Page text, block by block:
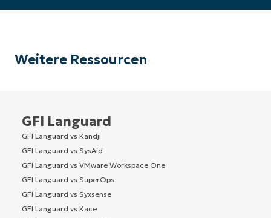
Weitere Ressourcen
GFI Languard
GFI Languard vs Kandji
GFI Languard vs SysAid
GFI Languard vs VMware Workspace One
GFI Languard vs SuperOps
GFI Languard vs Syxsense
GFI Languard vs Kace